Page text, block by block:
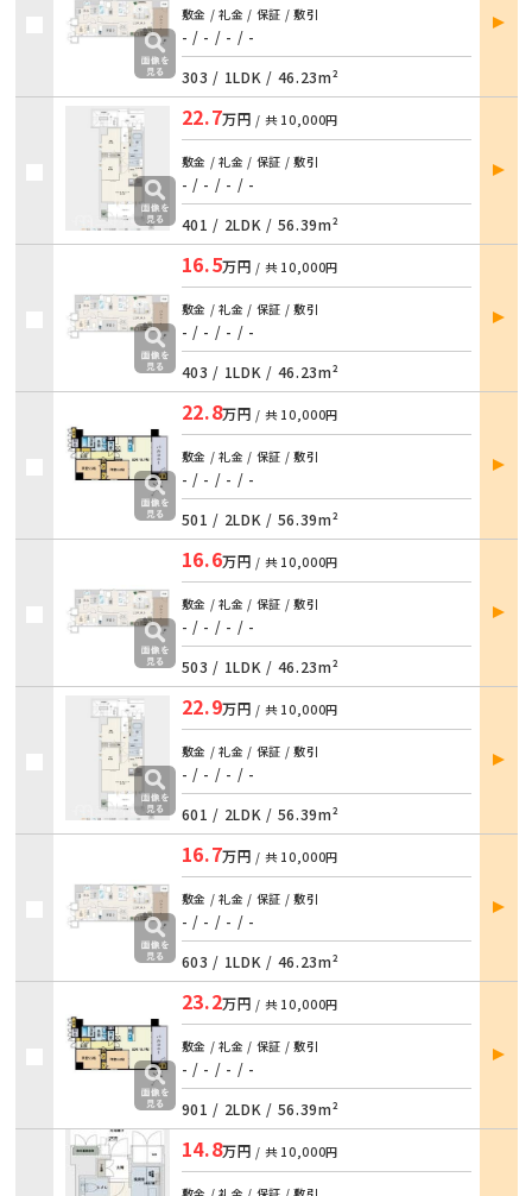
敷金 / 礼金 / 保証 / 敷引
- / - / - / -
303 / 1LDK / 46.23m²
部屋
詳細
22.7万円 / 共 10,000円
敷金 / 礼金 / 保証 / 敷引
- / - / - / -
401 / 2LDK / 56.39m²
部屋
詳細
16.5万円 / 共 10,000円
敷金 / 礼金 / 保証 / 敷引
- / - / - / -
403 / 1LDK / 46.23m²
部屋
詳細
22.8万円 / 共 10,000円
敷金 / 礼金 / 保証 / 敷引
- / - / - / -
501 / 2LDK / 56.39m²
部屋
詳細
16.6万円 / 共 10,000円
敷金 / 礼金 / 保証 / 敷引
- / - / - / -
503 / 1LDK / 46.23m²
部屋
詳細
22.9万円 / 共 10,000円
敷金 / 礼金 / 保証 / 敷引
- / - / - / -
601 / 2LDK / 56.39m²
部屋
詳細
16.7万円 / 共 10,000円
敷金 / 礼金 / 保証 / 敷引
- / - / - / -
603 / 1LDK / 46.23m²
部屋
詳細
23.2万円 / 共 10,000円
敷金 / 礼金 / 保証 / 敷引
- / - / - / -
901 / 2LDK / 56.39m²
部屋
詳細
14.8万円 / 共 10,000円